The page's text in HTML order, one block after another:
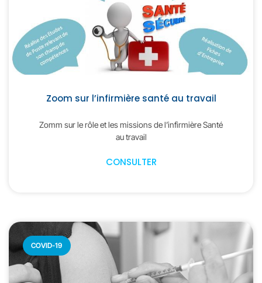
Zoom sur l’infirmière santé au travail
Zomm sur le rôle et les missions de l’infirmière Santé
au travail
CONSULTER
COVID-19